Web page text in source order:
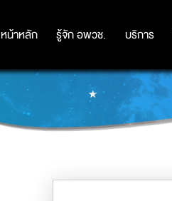
หน้าหลัก รู้จัก อพวช. บริการ
หน้าหลัก รู้จัก อพวช. บริการ